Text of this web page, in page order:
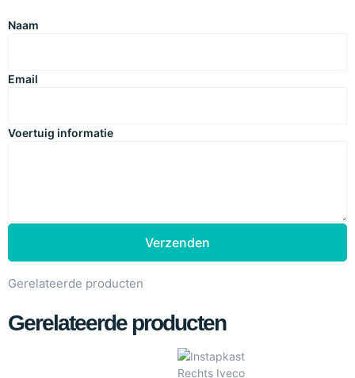
Naam
Email
Voertuig informatie
Verzenden
Gerelateerde producten
Gerelateerde producten